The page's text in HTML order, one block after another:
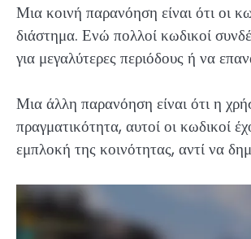
Μια κοινή παρανόηση είναι ότι οι
διάστημα. Ενώ πολλοί κωδικοί
για μεγαλύτερες περιόδους ή να
Μια άλλη παρανόηση είναι ότι η
πραγματικότητα, αυτοί οι κωδικοί
εμπλοκή της κοινότητας, αντί να